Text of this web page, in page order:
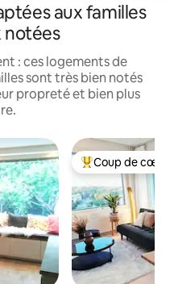
aux familles
notées
: ces logements de
sont très bien notés
propreté et bien plus
appréciés Coups de cœur
Coup de cœur